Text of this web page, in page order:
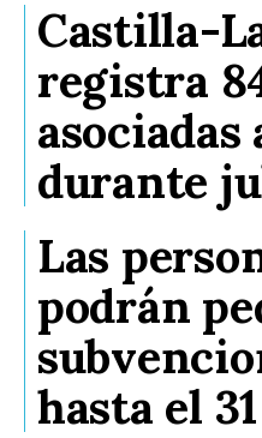
Castilla-
registra
asociadas
durante
Las
podrán
hasta el